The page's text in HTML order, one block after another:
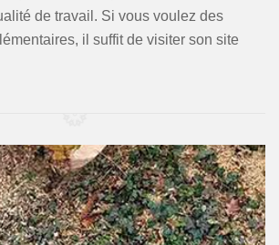
de travail. Si vous voulez des
il suffit de visiter son site